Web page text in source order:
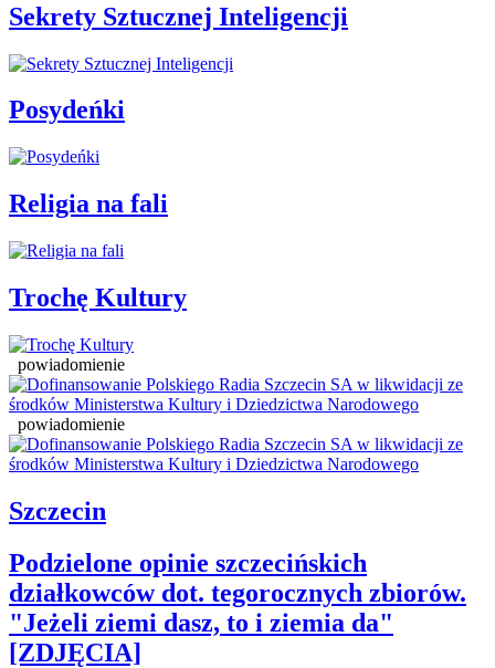
Sekrety Sztucznej Inteligencji
Posydeńki
Religia na fali
Trochę Kultury
powiadomienie
powiadomienie
Szczecin
Podzielone opinie szczecińskich
działkowców dot. tegorocznych zbiorów.
"Jeżeli ziemi dasz, to i ziemia da"
[ZDJĘCIA]